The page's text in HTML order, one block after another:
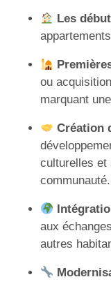
Les
ou
marquant
Création
culturelles et
communauté.
aux
autres